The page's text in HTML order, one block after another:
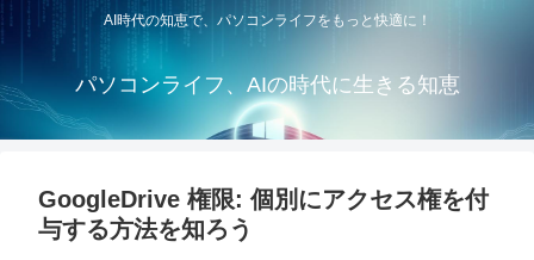
AI時代の知恵で、パソコンライフをもっと快適に！
パソコンライフ、AIの時代に生きる知恵
GoogleDrive 権限: 個別にアクセス権を付
与する方法を知ろう